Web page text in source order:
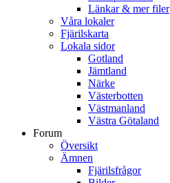
Länkar & mer filer
Våra lokaler
Fjärilskarta
Lokala sidor
Gotland
Jämtland
Närke
Västerbotten
Västmanland
Västra Götaland
Forum
Översikt
Ämnen
Fjärilsfrågor